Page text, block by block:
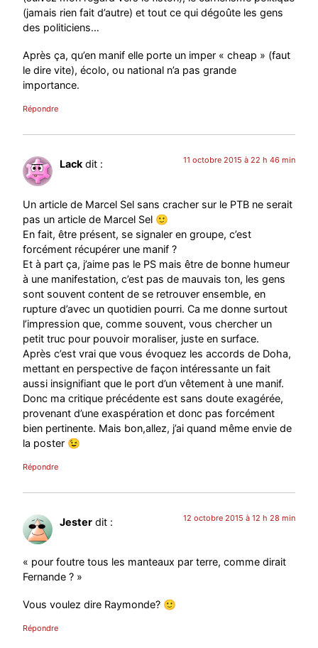
(jamais rien fait d’autre) et tout ce qui dégoûte les gens
des politiciens…
Après ça, qu’en manif elle porte un imper « cheap » (faut
le dire vite), écolo, ou national n’a pas grande
importance.
Répondre
Lack dit : 11 octobre 2015 à 22 h 46 min
Un article de Marcel Sel sans cracher sur le PTB ne serait
pas un article de Marcel Sel 🙂
En fait, être présent, se signaler en groupe, c’est
forcément récupérer une manif ?
Et à part ça, j’aime pas le PS mais être de bonne humeur
à une manifestation, c’est pas de mauvais ton, les gens
sont souvent content de se retrouver ensemble, en
rupture d’avec un quotidien pourri. Ca me donne surtout
l’impression que, comme souvent, vous chercher un
petit truc pour pouvoir moraliser, juste en surface.
Après c’est vrai que vous évoquez les accords de Doha,
mettant en perspective de façon intéressante un fait
aussi insignifiant que le port d’un vêtement à une manif.
Donc ma critique précédente est sans doute exagérée,
provenant d’une exaspération et donc pas forcément
bien pertinente. Mais bon,allez, j’ai quand même envie de
la poster 😉
Répondre
Jester dit : 12 octobre 2015 à 12 h 28 min
« pour foutre tous les manteaux par terre, comme dirait
Fernande ? »
Vous voulez dire Raymonde? 🙂
Répondre